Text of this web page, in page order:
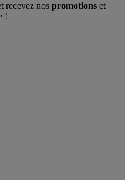
recevez nos promotions et
!